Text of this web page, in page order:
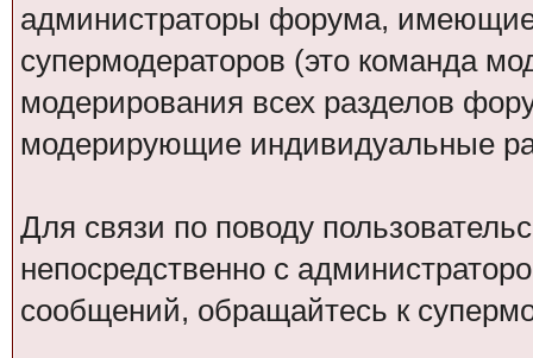
администраторы форума,
супермодераторов (это команда
модерирования всех разделов
модерирующие индивидуальные
Для связи по поводу
непосредственно с
сообщений, обращайтесь к